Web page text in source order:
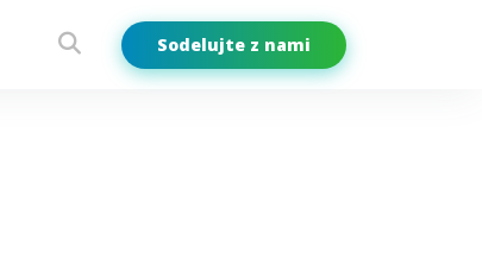
Sodelujte z nami